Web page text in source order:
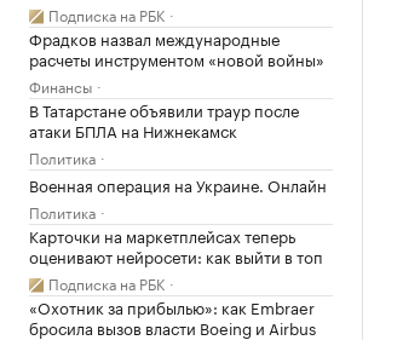
Подписка на РБК
Фрадков назвал международные
расчеты инструментом «новой войны»
Финансы
В Татарстане объявили траур после
атаки БПЛА на Нижнекамск
Политика
Военная операция на Украине. Онлайн
Политика
Карточки на маркетплейсах теперь
оценивают нейросети: как выйти в топ
Подписка на РБК
«Охотник за прибылью»: как Embraer
бросила вызов власти Boeing и Airbus